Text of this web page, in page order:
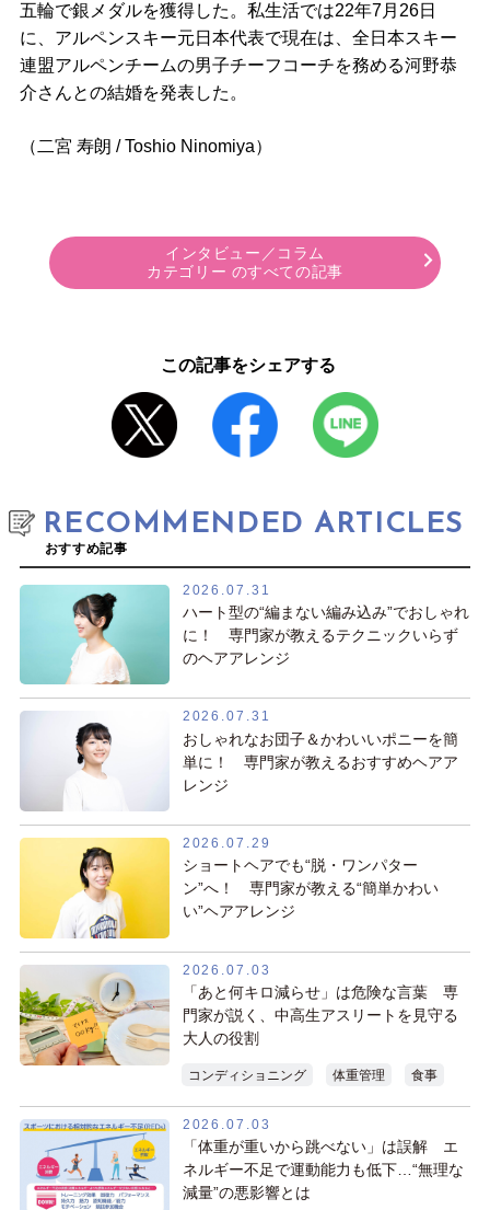
五輪で銀メダルを獲得した。私生活では22年7月26日
に、アルペンスキー元日本代表で現在は、全日本スキー
連盟アルペンチームの男子チーフコーチを務める河野恭
介さんとの結婚を発表した。
（二宮 寿朗 / Toshio Ninomiya）
インタビュー／コラム
カテゴリー のすべての記事
この記事をシェアする
RECOMMENDED ARTICLES
おすすめ記事
2026.07.31
ハート型の“編まない編み込み”でおしゃれ
に！ 専門家が教えるテクニックいらず
のヘアアレンジ
2026.07.31
おしゃれなお団子＆かわいいポニーを簡
単に！ 専門家が教えるおすすめヘアア
レンジ
2026.07.29
ショートヘアでも“脱・ワンパター
ン”へ！ 専門家が教える“簡単かわい
い”ヘアアレンジ
2026.07.03
「あと何キロ減らせ」は危険な言葉 専
門家が説く、中高生アスリートを見守る
大人の役割
コンディショニング 体重管理 食事
2026.07.03
「体重が重いから跳べない」は誤解 エ
ネルギー不足で運動能力も低下…“無理な
減量”の悪影響とは